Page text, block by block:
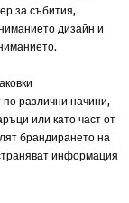
за събития,
дизайн и
по различни начини,
или като част от
брандирането на
информация